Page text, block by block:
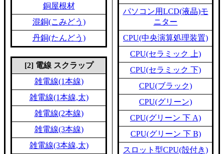
銅屋根材
混銅(こみどう)
丹銅(たんどう)
[2] 電線 スクラップ
雑電線(1本線)
雑電線(1本線,太)
雑電線(2本線)
雑電線(3本線)
雑電線(3本線,太)
パソコン用LCD(液晶)モ
ニター
CPU(中央演算処理装置)
CPU(セラミック 上)
CPU(セラミック 下)
CPU(ブラック)
CPU(グリーン)
CPU(グリーン 下 A)
CPU(グリーン 下 B)
スロット型CPU(殻付き)